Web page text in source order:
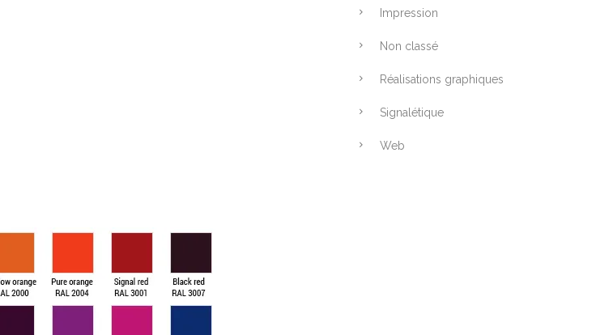
Impression
Non classé
Réalisations graphiques
Signalétique
Web